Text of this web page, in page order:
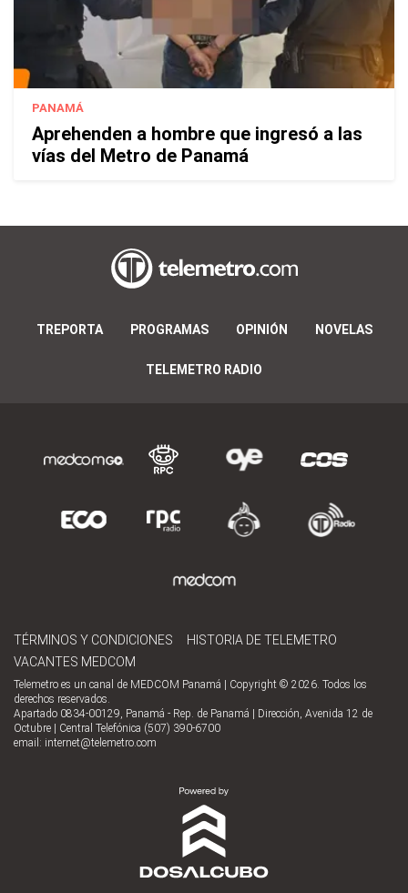
PANAMÁ
Aprehenden a hombre que ingresó a las
vías del Metro de Panamá
TREPORTA PROGRAMAS OPINIÓN NOVELAS
TELEMETRO RADIO
TÉRMINOS Y CONDICIONES
HISTORIA DE TELEMETRO
VACANTES MEDCOM
Telemetro es un canal de MEDCOM Panamá | Copyright © 2026. Todos los
derechos reservados.
Apartado 0834-00129, Panamá - Rep. de Panamá | Dirección, Avenida 12 de
Octubre | Central Telefónica (507) 390-6700
email: internet@telemetro.com